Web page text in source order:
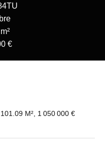
€
M², 1 050 000 €